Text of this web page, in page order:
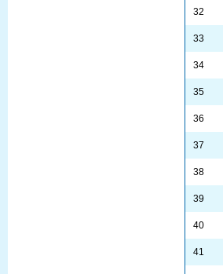
32
33
34
35
36
37
38
39
40
41